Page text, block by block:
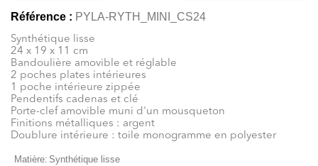
Référence : PYLA-RYTH_MINI_CS24
Synthétique lisse
24 x 19 x 11 cm
Bandoulière amovible et réglable
2 poches plates intérieures
1 poche intérieure zippée
Pendentifs cadenas et clé
Porte-clef amovible muni d'un mousqueton
Finitions métalliques : argent
Doublure intérieure : toile monogramme en polyester
Matière: Synthétique lisse